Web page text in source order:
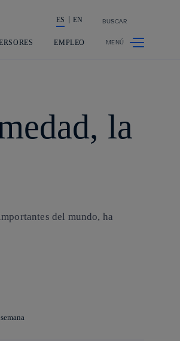
La acción en accionistas e inversores
ES EN BUSCAR
EMPLEO
la
del mundo, ha